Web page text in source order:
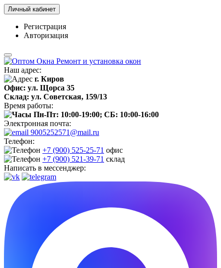
Личный кабинет
Регистрация
Авторизация
Наш адрес:
г. Киров
Офис: ул. Щорса 35
Склад: ул. Советская, 159/13
Время работы:
Пн-Пт: 10:00-19:00; СБ: 10:00-16:00
Электронная почта:
9005252571@mail.ru
Телефон:
+7 (900) 525-25-71 офис
+7 (900) 521-39-71 склад
Написать в мессенджер: